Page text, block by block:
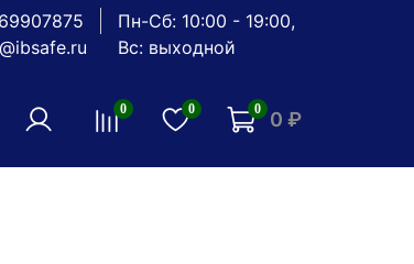
Пн-Сб: 10:00 - 19:00,
Вс: выходной
0 0 0 0 ₽